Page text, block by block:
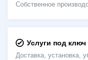
Собственное
Услуги под ключ
Доставка, установка,